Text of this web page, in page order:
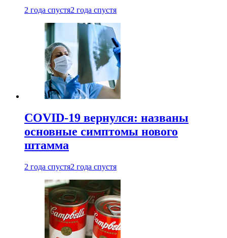
2 года спустя2 года спустя
COVID-19 вернулся: названы
основные симптомы нового
штамма
2 года спустя2 года спустя